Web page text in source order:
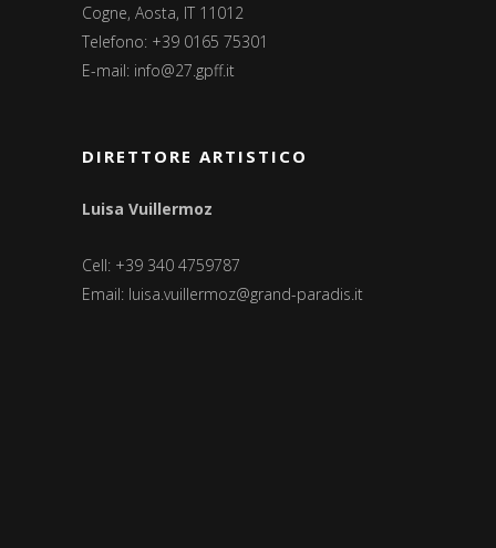
Cogne, Aosta, IT 11012
Telefono: +39 0165 75301
E-mail: info@27.gpff.it
DIRETTORE ARTISTICO
Luisa Vuillermoz
Cell: +39 340 4759787
Email: luisa.vuillermoz@grand-paradis.it